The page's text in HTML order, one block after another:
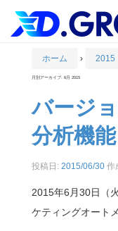
ホーム › 2015
月別アーカイブ: 6月 2015
バージ
分析機
投稿日: 2015/06/30作
2015年6月30日（
ケティングオート